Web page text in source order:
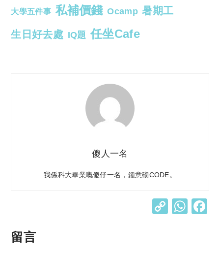
大學五件事 私補價錢 Ocamp 暑期工
生日好去處 IQ題 任坐Cafe
傻人一名
我係科大畢業嘅傻仔一名，鍾意砌CODE。
C W
留言